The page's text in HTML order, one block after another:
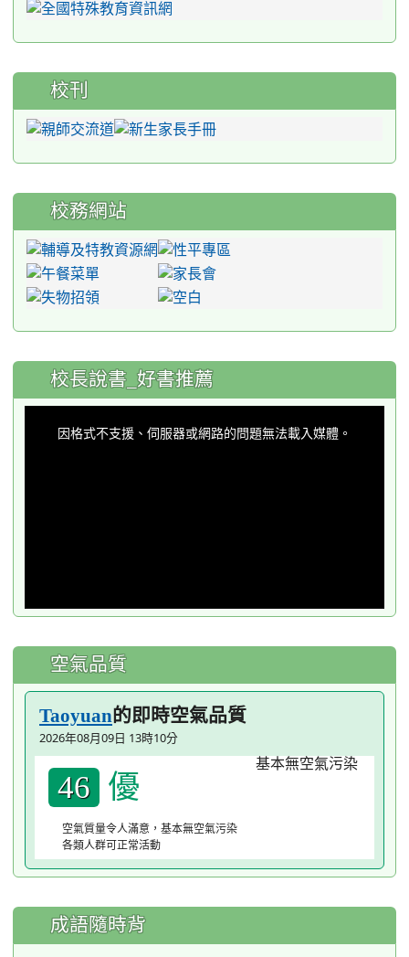
校刊
校務網站
:::
校長說書_好書推薦
因格式不支援、伺服器或網路的問題無法載入媒體。
空氣品質
Taoyuan的即時空氣品質
2026年08月09日 13時10分
46 優
空氣質量令人滿意，基本無空氣污染
各類人群可正常活動
成語隨時背